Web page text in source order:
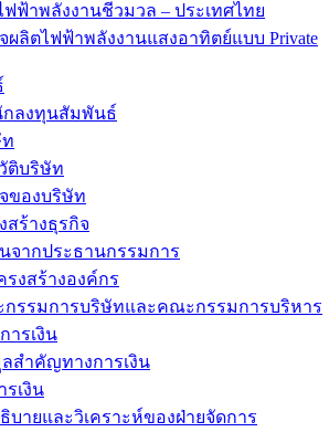
ฟฟ้าพลังงานชีวมวล – ประเทศไทย
ผลิตไฟฟ้าพลังงานแสงอาทิตย์แบบ Private
ลงทุนสัมพันธ์
ติบริษัท
ของบริษัท
สร้างธุรกิจ
จากประธานกรรมการ
รงสร้างองค์กร
รรมการบริษัทและคณะกรรมการบริหาร
ารเงิน
สำคัญทางการเงิน
รเงิน
บายและวิเคราะห์ของฝ่ายจัดการ